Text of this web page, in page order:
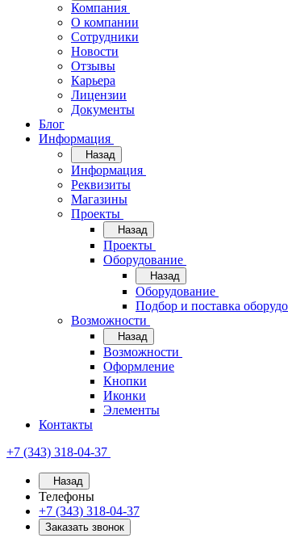
Компания
О компании
Сотрудники
Новости
Отзывы
Карьера
Лицензии
Документы
Блог
Информация
Назад
Информация
Реквизиты
Магазины
Проекты
Назад
Проекты
Оборудование
Назад
Оборудование
Подбор и поставка
Возможности
Назад
Возможности
Оформление
Кнопки
Иконки
Элементы
Контакты
+7 (343) 318-04-37
Назад
Телефоны
+7 (343) 318-04-37
Заказать звонок